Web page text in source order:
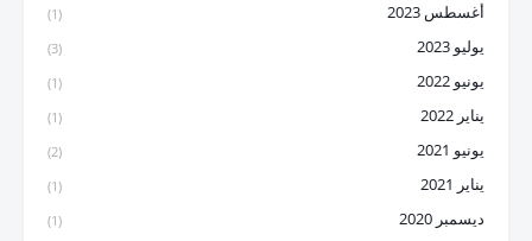
أغسطس 2023 (1)
يوليو 2023 (3)
يونيو 2022 (1)
يناير 2022 (1)
يونيو 2021 (2)
يناير 2021 (1)
ديسمبر 2020 (1)